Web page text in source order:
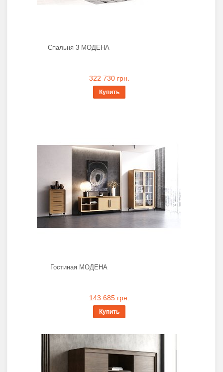
Спальня 3 МОДЕНА
322 730 грн.
Купить
Гостиная МОДЕНА
143 685 грн.
Купить